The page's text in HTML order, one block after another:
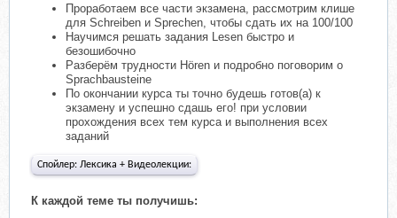
Проработаем все части экзамена, рассмотрим клише
для Schreiben и Sprechen, чтобы сдать их на 100/100
Научимся решать задания Lesen быстро и
безошибочно
Разберём трудности Hören и подробно поговорим о
Sprachbausteine
По окончании курса ты точно будешь готов(а) к
экзамену и успешно сдашь его! при условии
прохождения всех тем курса и выполнения всех
заданий
Спойлер: Лексика + Видеолекции:
К каждой теме ты получишь: